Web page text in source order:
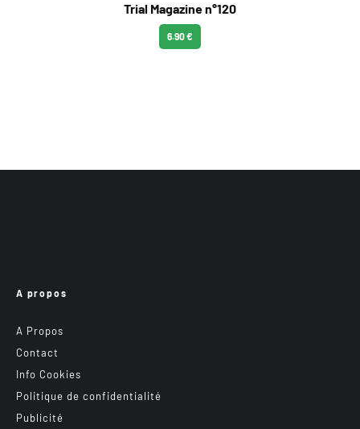
Trial Magazine n°120
6.90 €
A propos
A Propos
Contact
Info Cookies
Politique de confidentialité
Publicité